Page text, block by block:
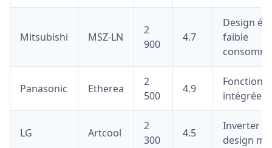
Mitsubishi MSZ-LN
2
900
4.7
Design
faible
Panasonic Etherea
2
500
4.9
Fonction
intégrée
LG Artcool
2
300
4.5
Inverter
design